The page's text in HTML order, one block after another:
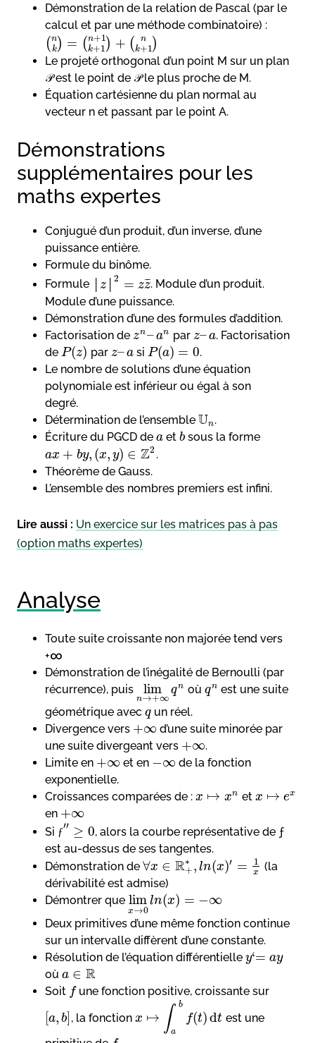
Démonstration de la relation de Pascal (par le
calcul et par une méthode combinatoire) :
( n
k) = ( n+1
k+1) + (
n
k+1)
Le projeté orthogonal d’un point M sur un plan
𝒫 est le point de 𝒫 le plus proche de M.
Équation cartésienne du plan normal au
vecteur n et passant par le point A.
Démonstrations
supplémentaires pour les
maths expertes
Conjugué d’un produit, d’un inverse, d’une
puissance entière.
Formule du binôme.
Formule
z │
2 = zz
¯¯
¯. Module d’un produit.
Module d’une puissance.
Démonstration d’une des formules d’addition.
Factorisation de zn–an par z–a. Factorisation
de P(z) par z–a si P(a) = 0.
Le nombre de solutions d’une équation
polynomiale est inférieur ou égal à son
degré.
Détermination de l’ensemble Un.
Écriture du PGCD de a etb sous la forme
ax + by, (x, y) ∈ Z2 .
Théorème de Gauss.
L’ensemble des nombres premiers est infini.
Lire aussi : Un exercice sur les matrices pas à pas
(option maths expertes)
Analyse
Toute suite croissante non majorée tend vers
+∞
Démonstration de l’inégalité de Bernoulli (par
récurrence), puis
lim
n→+∞
qn oùqn est une suite
géométrique avec q un réel.
Divergence vers +∞ d’une suite minorée par
une suite divergeant vers +∞.
Limite en +∞ et en −∞ de la fonction
exponentielle.
Croissances comparées de : x ↦ xn et x ↦ ex
en +∞
Si ƒ
′′ ≥ 0, alors la courbe représentative de ƒ
est au-dessus de ses tangentes.
Démonstration de ∀x ∈ R∗
+, ln(x)′ = 1
x
(la
dérivabilité est admise)
Démontrer que lim
x→0
ln(x) = −∞
Deux primitives d’une même fonction continue
sur un intervalle diffèrent d’une constante.
Résolution de l’équation différentielle y‘= ay
où a ∈ R
Soit fune fonction positive, croissante sur
a, b , la fonction x ↦ ∫ b
a
f(t) dt est une